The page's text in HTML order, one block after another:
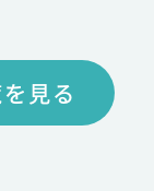
見る